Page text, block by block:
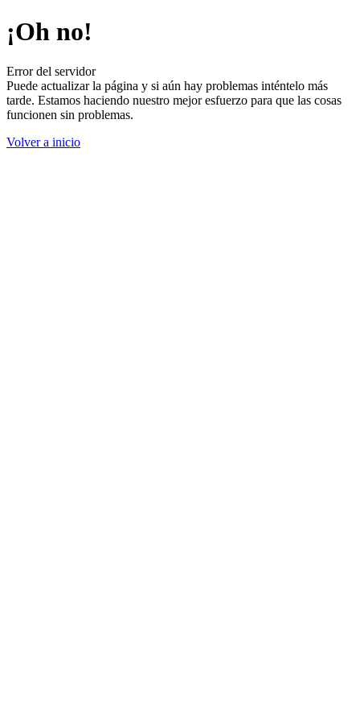
¡Oh no!
Error del servidor
Puede actualizar la página y si aún hay problemas inténtelo más
tarde. Estamos haciendo nuestro mejor esfuerzo para que las cosas
funcionen sin problemas.
Volver a inicio